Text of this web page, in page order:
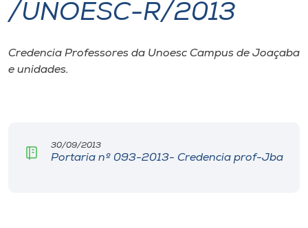
I.nova
Diplomados
CPA
/UNOESC-R/2013
Credencia Professores da Unoesc Campus de Joaçaba
e unidades.
30/09/2013
Portaria nº 093-2013- Credencia prof-Jba